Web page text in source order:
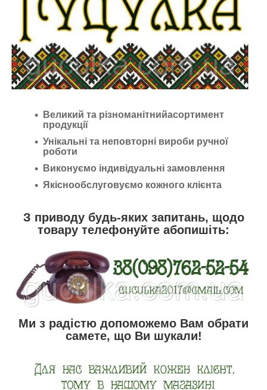
Великий та різноманітнийасортимент
продукції
Унікальні та неповторні вироби ручної
роботи
Виконуємо індивідуальні замовлення
Якіснообслуговуємо кожного клієнта
З приводу будь-яких запитань, щодо
товару телефонуйте абопишіть:
Ми з радістю допоможемо Вам обрати
самете, що Ви шукали!